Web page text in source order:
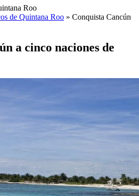
Roo
de Quintana Roo » Conquista Cancún
a cinco naciones de